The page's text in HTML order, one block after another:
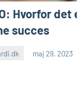
Hvorfor det
succes
maj 29, 2023